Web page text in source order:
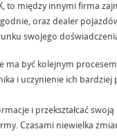
to między innymi firma
oraz dealer
swojego
ma być kolejnym
i uczynienie ich bardziej
i przekształcać
Czasami niewielka